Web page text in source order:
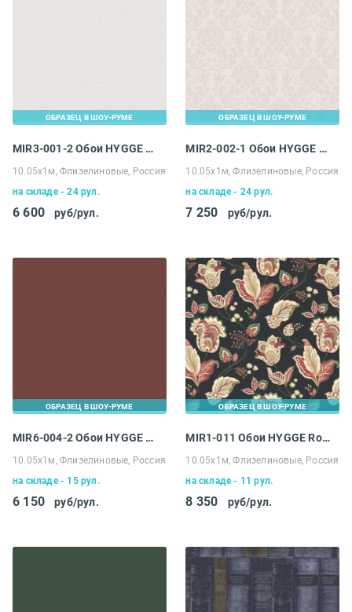
ОБРАЗЕЦ В ШОУ-РУМЕ
MIR3-001-2 Обои HYGGE Roll Made in Russia
10.05х1м, Флизелиновые, Россия
на складе - 24 рул.
6 600 руб/рул.
ОБРАЗЕЦ В ШОУ-РУМЕ
MIR2-002-1 Обои HYGGE Roll Made in Russia
10.05х1м, Флизелиновые, Россия
на складе - 24 рул.
7 250 руб/рул.
ОБРАЗЕЦ В ШОУ-РУМЕ
MIR6-004-2 Обои HYGGE Roll Made in Russia
10.05х1м, Флизелиновые, Россия
на складе - 15 рул.
6 150 руб/рул.
ОБРАЗЕЦ В ШОУ-РУМЕ
MIR1-011 Обои HYGGE Roll Made in Russia
10.05х1м, Флизелиновые, Россия
на складе - 11 рул.
8 350 руб/рул.